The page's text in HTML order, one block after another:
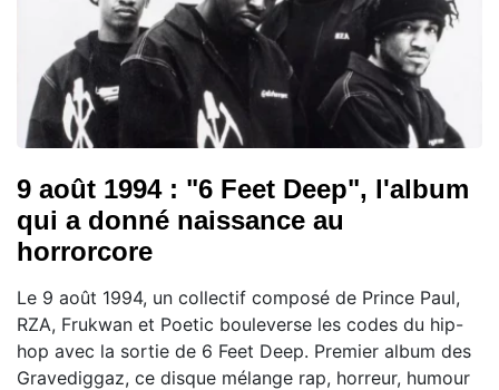
9 août 1994 : "6 Feet Deep", l'album
qui a donné naissance au
horrorcore
Le 9 août 1994, un collectif composé de Prince Paul,
RZA, Frukwan et Poetic bouleverse les codes du hip-
hop avec la sortie de 6 Feet Deep. Premier album des
Gravediggaz, ce disque mélange rap, horreur, humour